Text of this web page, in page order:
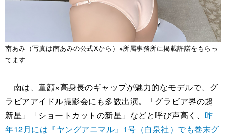
南あみ（写真は南あみの公式Xから）※所属事務所に掲載許諾をもらっ
てます
南は、童顔×高身長のギャップが魅力的なモデルで、グ
ラビアアイドル撮影会にも多数出演​。「グラビア界の超
新星」「ショートカットの新星」などと呼び声高く、 昨
年12月には『ヤングアニマル』1号（白泉社）でも巻末グ